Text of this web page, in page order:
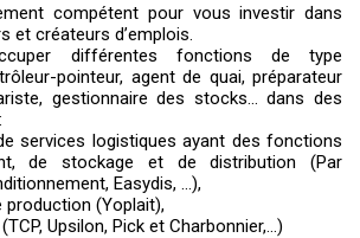
compétent pour vous investir dans
et créateurs d’emplois.
différentes fonctions de type
pointeur, agent de quai, préparateur
gestionnaire des stocks... dans des
services logistiques ayant des fonctions
de stockage et de distribution (Par
Easydis, ...),
production (Yoplait),
Upsilon, Pick et Charbonnier,…)